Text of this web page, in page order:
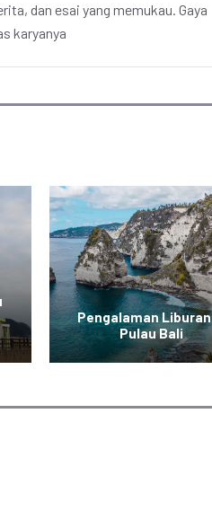
dan esai yang memukau. Gaya
karyanya
Pengalaman
Pulau Bali